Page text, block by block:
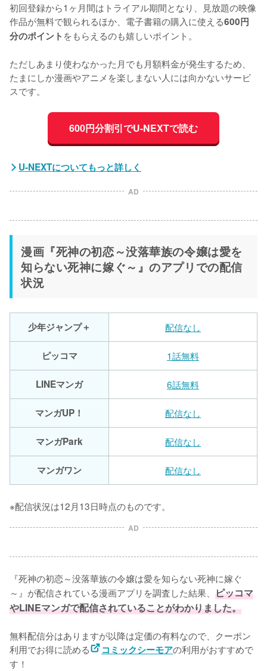
初回登録から1ヶ月間はトライアル期間となり、見放題の映像
作品が無料で観られるほか、電子書籍の購入に使える600円
分のポイント をもらえるのも嬉しいポイント。
ただしあまり使わなかった月でも月額料金が発生するため、
たまにしか漫画やアニメを楽しまない人には向かないサービ
スです。
600円分割引でU-NEXTで読む
U-NEXTについてもっと詳しく
AD
漫画『死神の初恋～没落華族の令嬢は愛を
知らない死神に嫁ぐ～』のアプリでの配信
状況
少年ジャンプ＋ 配信なし
ピッコマ 1話無料
LINEマンガ 6話無料
マンガUP！ 配信なし
マンガPark 配信なし
マンガワン 配信なし
※配信状況は12月13日時点のものです。
AD
『死神の初恋～没落華族の令嬢は愛を知らない死神に嫁ぐ
～』が配信されている漫画アプリを調査した結果、 ピッコマ
やLINEマンガで配信されていることがわかりました。
無料配信分はありますが以降は定価の有料なので、クーポン
利用でお得に読める
コミックシーモアの利用がおすすめで
す！